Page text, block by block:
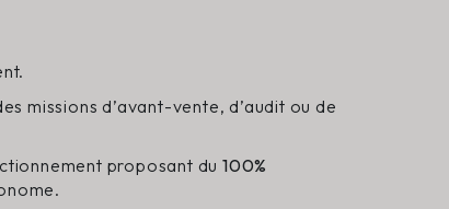
missions d’avant-vente, d’audit ou de
proposant du 100%